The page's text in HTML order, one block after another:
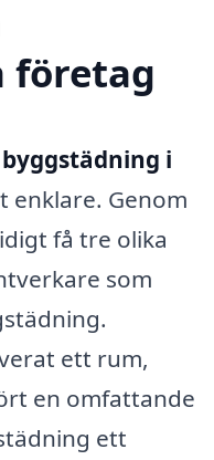
företag
byggstädning i
enklare. Genom
få tre olika
som
ett rum,
en omfattande
ett